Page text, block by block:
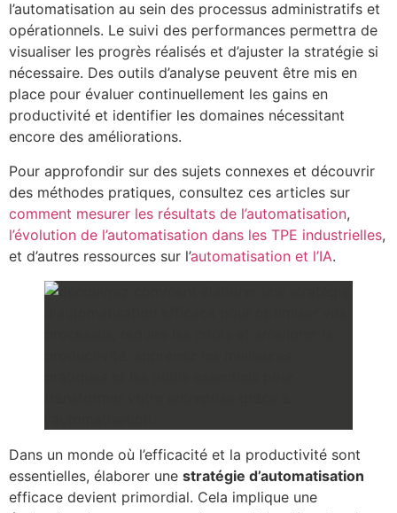
l’automatisation au sein des processus administratifs et
opérationnels. Le suivi des performances permettra de
visualiser les progrès réalisés et d’ajuster la stratégie si
nécessaire. Des outils d’analyse peuvent être mis en
place pour évaluer continuellement les gains en
productivité et identifier les domaines nécessitant
encore des améliorations.
Pour approfondir sur des sujets connexes et découvrir
des méthodes pratiques, consultez ces articles sur
comment mesurer les résultats de l’automatisation,
l’évolution de l’automatisation dans les TPE industrielles,
et d’autres ressources sur l’automatisation et l’IA.
Dans un monde où l’efficacité et la productivité sont
essentielles, élaborer une stratégie d’automatisation
efficace devient primordial. Cela implique une